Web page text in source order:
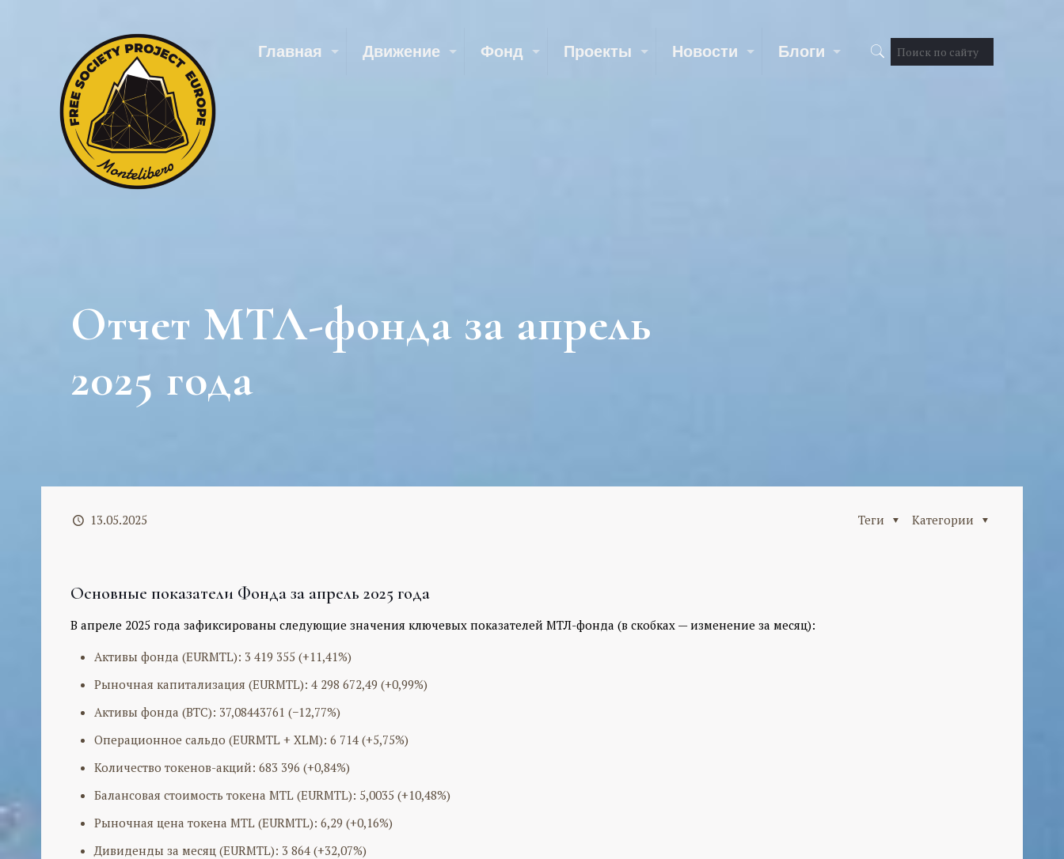
Главная Движение Фонд Проекты Новости Блоги
Отчет МТЛ-фонда за апрель
2025 года
13.05.2025 Категории
Теги
Основные показатели Фонда за апрель 2025 года
В апреле 2025 года зафиксированы следующие значения ключевых показателей МТЛ-фонда (в скобках — изменение за месяц):
Активы фонда (EURMTL): 3 419 355 (+11,41%)
Рыночная капитализация (EURMTL): 4 298 672,49 (+0,99%)
Активы фонда (BTC): 37,08443761 (−12,77%)
Операционное сальдо (EURMTL + XLM): 6 714 (+5,75%)
Количество токенов-акций: 683 396 (+0,84%)
Балансовая стоимость токена MTL (EURMTL): 5,0035 (+10,48%)
Рыночная цена токена MTL (EURMTL): 6,29 (+0,16%)
Дивиденды за месяц (EURMTL): 3 864 (+32,07%)